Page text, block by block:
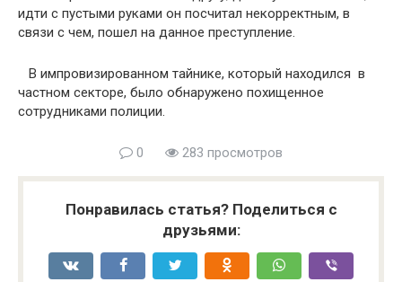
идти с пустыми руками он посчитал некорректным, в
связи с чем, пошел на данное преступление.
В импровизированном тайнике, который находился в
частном секторе, было обнаружено похищенное
сотрудниками полиции.
0 283 просмотров
Понравилась статья? Поделиться с
друзьями: